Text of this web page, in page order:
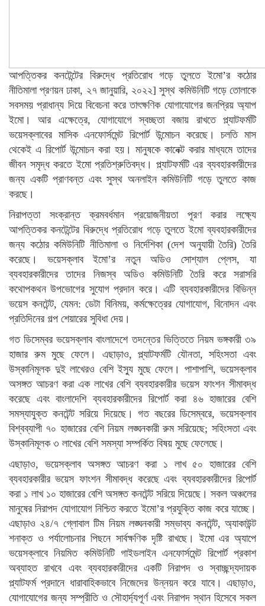
আপত্তিকর কনটেন্টের বিরুদ্ধে প্রতিরোধ গড়ে তুলতে ইমো’র কঠোর
নীতিমালা প্রণয়ন ঢাকা, ২৭ জানুয়ারি, ২০২২] সুস্থ কমিউনিটি গড়ে তোলাকে
সবসময় প্রাধান্য দিয়ে বিবেচনা করে তাৎক্ষণিক যোগাযোগের জনপ্রিয় অ্যাপ
ইমো। আর এক্ষেত্রে, যোগাযোগে স্বচ্ছতা বজায় রাখতে প্ল্যাটফর্মটি
ভয়েসক্লাবের মাসিক এনফোর্সমেন্ট রিপোর্ট উন্মোচন করেছে। চলতি মাস
থেকেই এ রিপোর্ট উন্মোচন করা হয়। মানুষকে কানেক্ট করার মাধ্যমে তাদের
জীবন সমৃদ্ধ করতে ইমো প্রতিশ্রুতিবদ্ধ। প্ল্যাটফর্মটি এর ব্যবহারকারীদের
জন্য একটি প্রাণবন্ত এবং সুস্থ অনলাইন কমিউনিটি গড়ে তুলতে কাজ
করছে।
নিরাপত্তা সংক্রান্ত ক্রমবর্ধমান প্রয়োজনীয়তা পূরণ করার লক্ষ্যে
আপত্তিকর কনটেন্টের বিরুদ্ধে প্রতিরোধ গড়ে তুলতে ইমো ব্যবহারকারীদের
জন্য কঠোর কমিউনিটি নীতিমালা ও নির্দেশিকা (দেশ অনুযায়ী তৈরি) তৈরি
করেছে। ভয়েসক্লাব ইমো’র নতুন অডিও সোশ্যাল প্লেস, যা
ব্যবহারকারীদের তাদের নিজস্ব অডিও কমিউনিটি তৈরি করে সরাসরি
কথোপকথন উপভোগের সুযোগ প্রদান করে। এটি ব্যবহারকারীদের বিভিন্ন
ভয়েস কনটেন্ট, যেমন: ডেটা বিনিময়, কর্মক্ষেত্রের যোগাযোগ, বিনোদন এবং
প্রতিদিনের গল্প শেয়ারের সুবিধা দেয়।
গত ডিসেম্বর ভয়েসক্লাব বাংলাদেশে তদন্তের ভিত্তিতে নিয়ম ভঙ্গকারী ৩৯
হাজার রুম মুছে ফেলে। এছাড়াও, প্ল্যাটফর্মটি যৌনতা, সহিংসতা এবং
উস্কানিমূলক দুই লাখেরও বেশি ইস্যু মুছে ফেলে। পাশাপাশি, ভয়েসক্লাব
অসঙ্গত আচরণ করা এক লাখের বেশি ব্যবহারকারীর ভয়েস ফাংশন সীমাবদ্ধ
করেছে এবং বাংলাদেশি ব্যবহারকারীদের রিপোর্ট করা ৪৬ হাজারের বেশি
সমস্যাযুক্ত কনটেন্ট সরিয়ে দিয়েছে। গত বছরের ডিসেম্বরে, ভয়েসক্লাব
বিশ্বব্যাপী ৭০ হাজারের বেশি নিয়ম লঙ্ঘনকারী রুম সরিয়েছে; সহিংসতা এবং
উস্কানিমূলক ৩ লাখের বেশি সমস্যা সম্পর্কিত বিষয় মুছে ফেলেছে।
এছাড়াও, ভয়েসক্লাব অসঙ্গত আচরণ করা ১ লাখ ৫০ হাজারের বেশি
ব্যবহারকারীর ভয়েস ফাংশন সীমাবদ্ধ করেছে এবং ব্যবহারকারীদের রিপোর্ট
করা ১ লাখ ১০ হাজারের বেশি অসঙ্গত কনটেন্ট সরিয়ে দিয়েছে। সকল অঞ্চলের
মানুষের নিরাপদ যোগাযোগ নিশ্চিত করতে ইমো’র প্রযুক্তি কাজ করে যাচ্ছে।
এছাড়াও ২৪/৭ গ্লোবাল টিম নিয়ম লঙ্ঘনকারী সম্ভাব্য কনটেন্ট, অ্যাকাউন্ট
শনাক্ত ও পর্যালোচনার পিছনে সার্বক্ষণিক দৃষ্টি রাখছে। ইমো এর অ্যাপে
ভয়েসক্লাবে নিয়মিত কমিউনিটি গাইডলাইন এনফোর্সমেন্ট রিপোর্ট প্রকাশ
অব্যাহত রাখবে এবং ব্যবহারকারীদের একটি নিরাপদ ও স্বাচ্ছন্দ্যদায়ক
প্ল্যাটফর্ম প্রদানে ধারাবাহিকভাবে নিজেদের উন্নয়ন করে যাবে। এছাড়াও,
যোগাযোগের জন্য সম্প্রীতি ও সৌহার্দ্যপূর্ণ এবং নিরাপদ স্থান হিসেবে সকল